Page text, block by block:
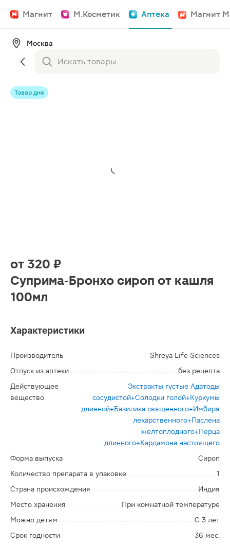
Магнит М.Косметик Аптека Магнит
Москва
Товар дня
от 320 ₽
Суприма-Бронхо сироп от кашля
100мл
Характеристики
Производитель
Shreya Life Sciences
Отпуск из аптеки
без рецепта
Действующее
вещество
Экстракты густые Адатоды
сосудистой+Солодки голой+Куркумы
длинной+Базилика священного+Имбиря
лекарственного+Паслена
желтоплодного+Перца
длинного+Кардамона настоящего
Форма выпуска
Сироп
Количество препарата в упаковке
1
Страна происхождения
Индия
Место хранения
При комнатной температуре
Можно детям
С 3 лет
Срок годности
36 мес.